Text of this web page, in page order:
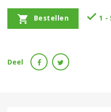
 Bestellen  1 -
Deel